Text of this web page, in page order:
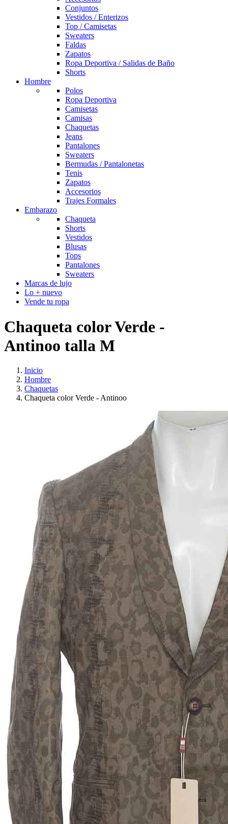
Conjuntos
Vestidos / Enterizos
Top / Camisetas
Sweaters
Faldas
Zapatos
Ropa Deportiva / Salidas de Baño
Shorts
Hombre
Polos
Ropa Deportiva
Camisetas
Camisas
Chaquetas
Jeans
Pantalones
Sweaters
Bermudas / Pantalonetas
Tenis
Zapatos
Accesorios
Trajes Formales
Embarazo
Chaqueta
Shorts
Vestidos
Blusas
Tops
Pantalones
Sweaters
Marcas de lujo
Lo + nuevo
Vende tu ropa
Chaqueta color Verde -
Antinoo talla M
Inicio
Hombre
Chaquetas
Chaqueta color Verde - Antinoo